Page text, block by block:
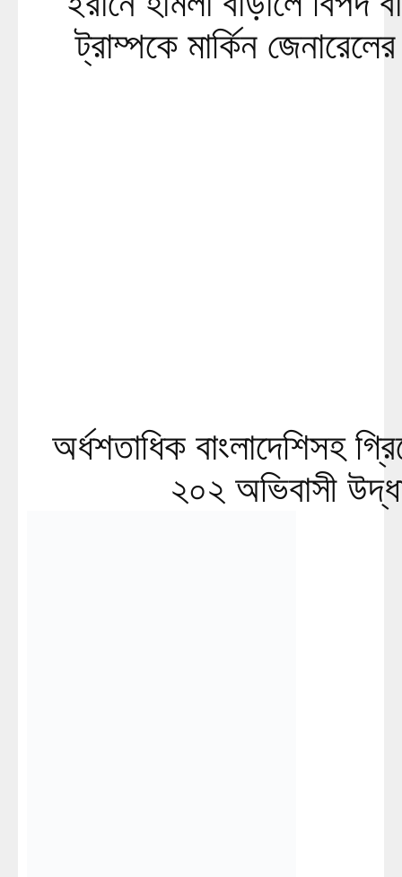
ট্রাম্পকে মার্কিন জেনারেলের
অর্ধশতাধিক বাংলাদেশিসহ
২০২ অভিবাসী